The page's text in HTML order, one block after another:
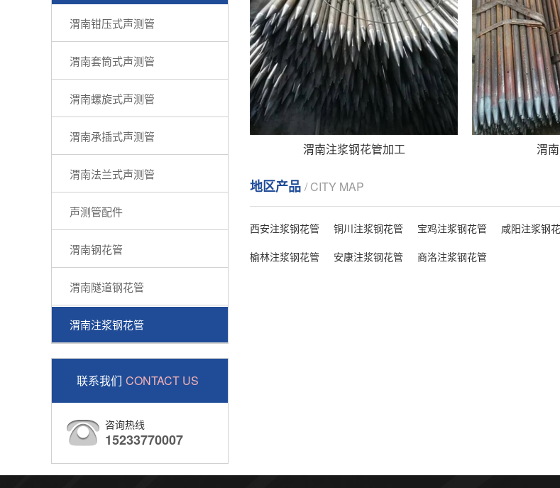
渭南钳压式声测管
渭南套筒式声测管
渭南螺旋式声测管
渭南承插式声测管
渭南法兰式声测管
声测管配件
渭南钢花管
渭南隧道钢花管
渭南注浆钢花管
联系我们 CONTACT US
咨询热线
15233770007
渭南注浆钢花管加工 渭
地区产品 / CITY MAP
西安注浆钢花管 铜川注浆钢花管 宝鸡注浆钢花管 咸阳注浆钢
榆林注浆钢花管
安康注浆钢花管 商洛注浆钢花管